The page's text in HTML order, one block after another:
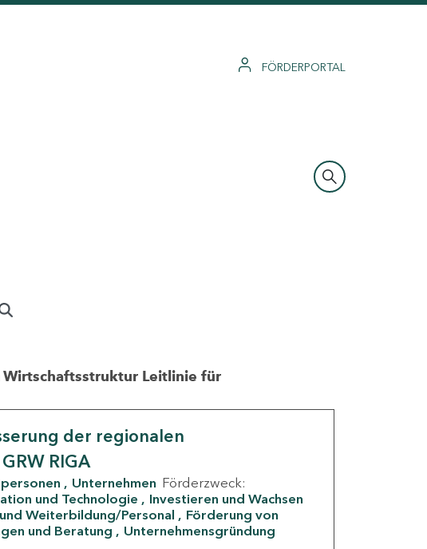
FÖRDERPORTAL
Leitlinie für
der regionalen
RIGA
Unternehmen Förderzweck:
und Technologie
Investieren und Wachsen
Weiterbildung/Personal
Förderung von
und Beratung Unternehmensgründung